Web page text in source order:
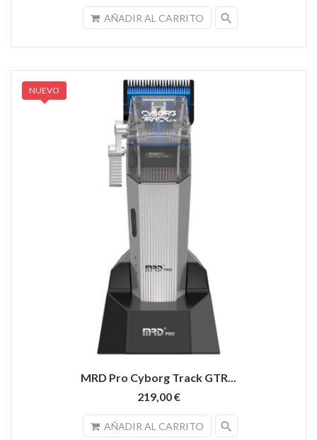
AÑADIR AL CARRITO search
MRD Pro Cyborg Track GTR...
219,00 €
AÑADIR AL CARRITO search
NUEVO